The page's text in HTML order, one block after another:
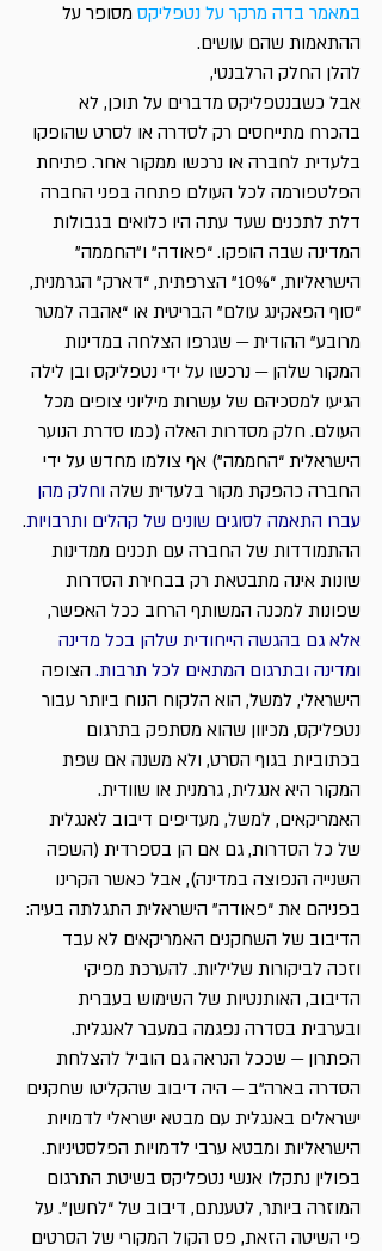
במאמר בדה מרקר על נטפליקס מסופר על
ההתאמות שהם עושים.
להלן החלק הרלבנטי,
אבל כשבנטפליקס מדברים על תוכן, לא
בהכרח מתייחסים רק לסדרה או לסרט שהופקו
בלעדית לחברה או נרכשו ממקור אחר. פתיחת
הפלטפורמה לכל העולם פתחה בפני החברה
דלת לתכנים שעד עתה היו כלואים בגבולות
המדינה שבה הופקו. “פאודה” ו”החממה”
הישראליות, “10%” הצרפתית, “דארק” הגרמנית,
“סוף הפאקינג עולם” הבריטית או “אהבה למטר
מרובע” ההודית — שגרפו הצלחה במדינות
המקור שלהן — נרכשו על ידי נטפליקס ובן לילה
הגיעו למסכיהם של עשרות מיליוני צופים מכל
העולם. חלק מסדרות האלה (כמו סדרת הנוער
הישראלית “החממה”) אף צולמו מחדש על ידי
החברה כהפקת מקור בלעדית שלה וחלק מהן
עברו התאמה לסוגים שונים של קהלים ותרבויות.
ההתמודדות של החברה עם תכנים ממדינות
שונות אינה מתבטאת רק בבחירת הסדרות
שפונות למכנה המשותף הרחב ככל האפשר,
אלא גם בהגשה הייחודית שלהן בכל מדינה
ומדינה ובתרגום המתאים לכל תרבות. הצופה
הישראלי, למשל, הוא הלקוח הנוח ביותר עבור
נטפליקס, מכיוון שהוא מסתפק בתרגום
בכתוביות בגוף הסרט, ולא משנה אם שפת
המקור היא אנגלית, גרמנית או שוודית.
האמריקאים, למשל, מעדיפים דיבוב לאנגלית
של כל הסדרות, גם אם הן בספרדית (השפה
השנייה הנפוצה במדינה), אבל כאשר הקרינו
בפניהם את “פאודה” הישראלית התגלתה בעיה:
הדיבוב של השחקנים האמריקאים לא עבד
וזכה לביקורות שליליות. להערכת מפיקי
הדיבוב, האותנטיות של השימוש בעברית
ובערבית בסדרה נפגמה במעבר לאנגלית.
הפתרון — שככל הנראה גם הוביל להצלחת
הסדרה בארה”ב — היה דיבוב שהקליטו שחקנים
ישראלים באנגלית עם מבטא ישראלי לדמויות
הישראליות ומבטא ערבי לדמויות הפלסטיניות.
בפולין נתקלו אנשי נטפליקס בשיטת התרגום
המוזרה ביותר, לטענתם, דיבוב של “לחשן”. על
פי השיטה הזאת, פס הקול המקורי של הסרטים